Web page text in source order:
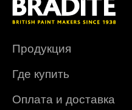
Продукция
Где купить
Оплата и доставка